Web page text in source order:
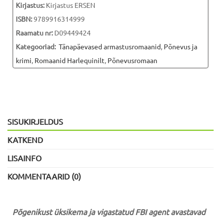
Kirjastus:Kirjastus ERSEN
ISBN:9789916314999
Raamatu nr:D09449424
Kategooriad: Tänapäevased armastusromaanid, Põnevus ja
krimi, Romaanid Harlequinilt, Põnevusromaan
SISUKIRJELDUS
KATKEND
LISAINFO
KOMMENTAARID (0)
Põgenikust üksikema ja vigastatud FBI agent avastavad